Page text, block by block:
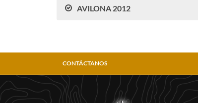
AVILONA 2012
CONTÁCTANOS